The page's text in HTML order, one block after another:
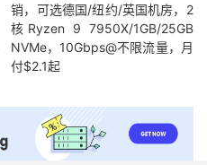
销，可选德国/纽约/英国机房，2
核Ryzen 9 7950X/1GB/25GB
NVMe，10Gbps@不限流量，月
付$2.1起